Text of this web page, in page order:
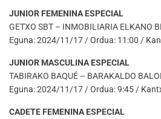
JUNIOR FEMENINA ESPECIAL
GETXO SBT – INMOBILIARIA ELKANO
Eguna: 2024/11/17 / Ordua: 11:00 /
JUNIOR MASCULINA ESPECIAL
TABIRAKO BAQUÉ – BARAKALDO
Eguna: 2024/11/17 / Ordua: 9:45 /
CADETE FEMENINA ESPECIAL